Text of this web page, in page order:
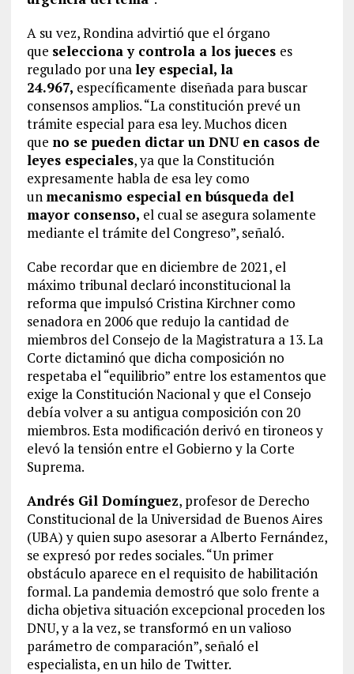
A su vez, Rondina advirtió que el órgano
que selecciona y controla a los jueces es
regulado por unaley especial, la
24.967, específicamente diseñada para buscar
consensos amplios. “La constitución prevé un
trámite especial para esa ley. Muchos dicen
que no se pueden dictar un DNU en casos de
leyes especiales, ya que la Constitución
expresamente habla de esa ley como
un mecanismo especial en búsqueda del
mayor consenso, el cual se asegura solamente
mediante el trámite del Congreso”, señaló.
Cabe recordar que en diciembre de 2021, el
máximo tribunal declaró inconstitucional la
reforma que impulsó Cristina Kirchner como
senadora en 2006 que redujo la cantidad de
miembros del Consejo de la Magistratura a 13. La
Corte dictaminó que dicha composición no
respetaba el “equilibrio” entre los estamentos que
exige la Constitución Nacional y que el Consejo
debía volver a su antigua composición con 20
miembros. Esta modificación derivó en tironeos y
elevó la tensión entre el Gobierno y la Corte
Suprema.
Andrés Gil Domínguez, profesor de Derecho
Constitucional de la Universidad de Buenos Aires
(UBA) y quien supo asesorar a Alberto Fernández,
se expresó por redes sociales. “Un primer
obstáculo aparece en el requisito de habilitación
formal. La pandemia demostró que solo frente a
dicha objetiva situación excepcional proceden los
DNU, y a la vez, se transformó en un valioso
parámetro de comparación”, señaló el
especialista, en un hilo de Twitter.